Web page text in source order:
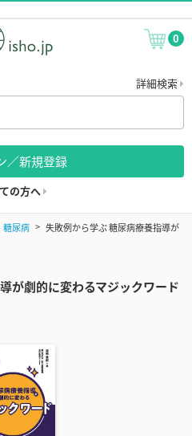
0
詳細検索
／新規登録
の方へ
糖尿病
失敗例から学ぶ 糖尿病療養指導が
が劇的に変わるマジックワード